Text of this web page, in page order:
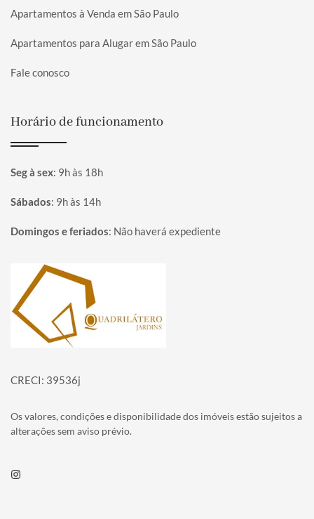
Apartamentos à Venda em São Paulo
Apartamentos para Alugar em São Paulo
Fale conosco
Horário de funcionamento
Seg à sex: 9h às 18h
Sábados: 9h às 14h
Domingos e feriados: Não haverá expediente
Página inicial
CRECI: 39536j
Os valores, condições e disponibilidade dos imóveis estão sujeitos a
alterações sem aviso prévio.
Instagram